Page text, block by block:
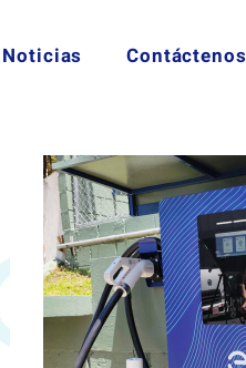
Noticias Contáctenos